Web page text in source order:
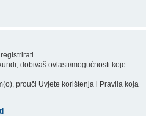
dobivaš ovlasti/mogućnosti koje
prouči Uvjete korištenja i Pravila koja